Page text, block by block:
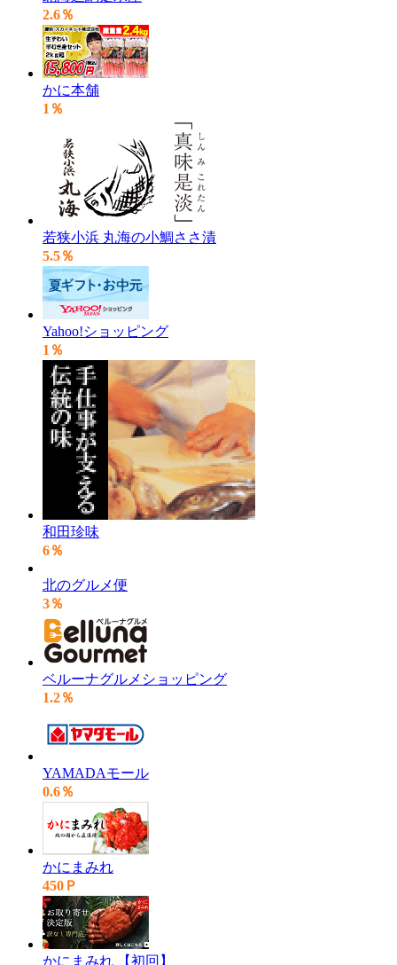
2.6％
かに本舗
1％
若狭小浜 丸海の小鯛ささ漬
5.5％
Yahoo!ショッピング
1％
和田珍味
6％
北のグルメ便
3％
ベルーナグルメショッピング
1.2％
YAMADAモール
0.6％
かにまみれ
450Ｐ
かにまみれ 【初回】